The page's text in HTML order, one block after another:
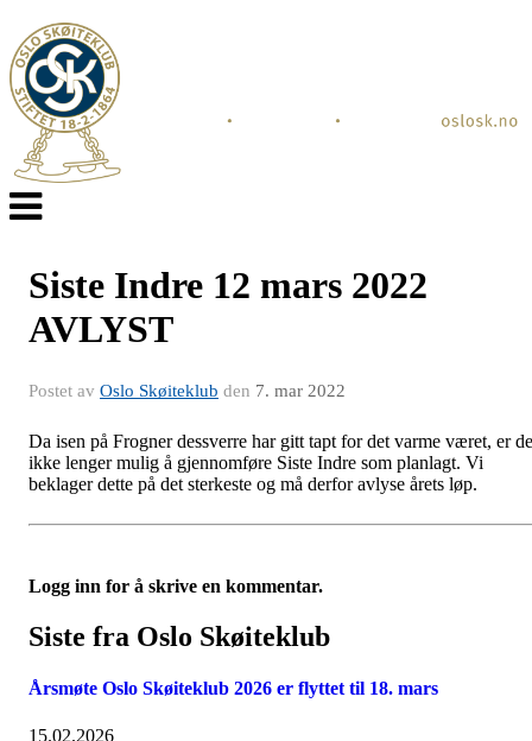
Veksle
navigasjon
Siste Indre 12 mars 2022
AVLYST
Postet av Oslo Skøiteklub den 7. mar 2022
Da isen på Frogner dessverre har gitt tapt for det varme været, er
ikke lenger mulig å gjennomføre Siste Indre som planlagt. Vi
beklager dette på det sterkeste og må derfor avlyse årets løp.
Logg inn for å skrive en kommentar.
Siste fra Oslo Skøiteklub
Årsmøte Oslo Skøiteklub 2026 er flyttet til 18. mars
15.02.2026